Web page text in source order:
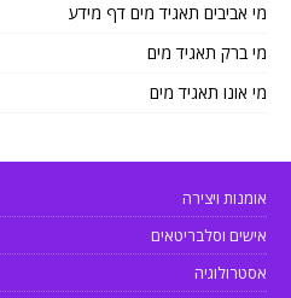
מי אביבים תאגיד מים דף מידע
מי ברק תאגיד מים
מי אונו תאגיד מים
אומנות ויצירה
אישים וסלבריטאים
אסטרולוגיה